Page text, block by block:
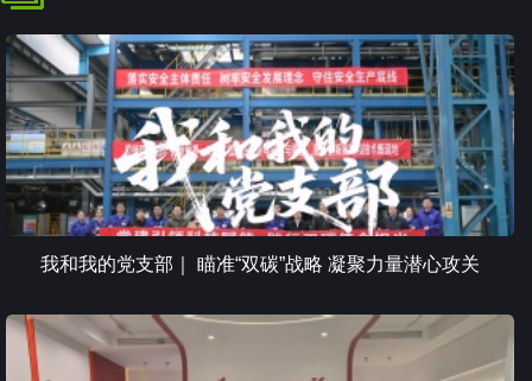
我和我的党支部｜ 瞄准“双碳”战略 凝聚力量潜心攻关